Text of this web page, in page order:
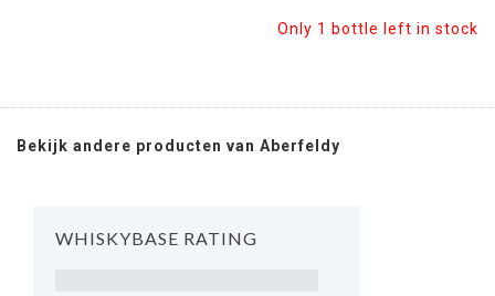
Only 1 bottle left in stock
Bekijk andere producten van Aberfeldy
WHISKYBASE RATING